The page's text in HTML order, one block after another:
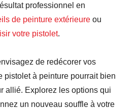
professionnel en
de peinture extérieure ou
votre pistolet.
de redécorer vos
pistolet à peinture pourrait bien
allié. Explorez les options qui
un nouveau souffle à votre